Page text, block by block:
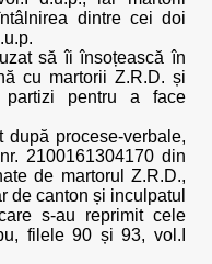
dintre cei doi
să îi însoțească în
cu martorii Z.R.D. și
pentru a face
după procese-verbale,
2100161304170 din
de martorul Z.R.D.,
de canton și inculpatul
s-au reprimit cele
filele 90 și 93, vol.I